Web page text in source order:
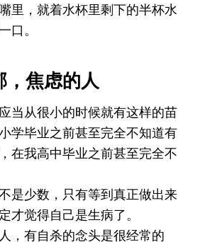
里，就着水杯里剩下的半杯水
口。
焦虑的人
当从很小的时候就有这样的苗
学毕业之前甚至完全不知道有
在我高中毕业之前甚至完全不
是少数，只有等到真正做出来
才觉得自己是生病了。
，有自杀的念头是很经常的